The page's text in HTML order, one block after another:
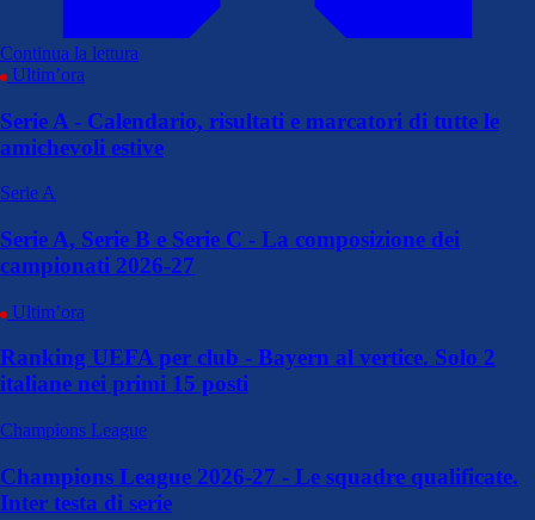
Continua la lettura
Ultim’ora
Serie A - Calendario, risultati e marcatori di tutte le
amichevoli estive
Serie A
Serie A, Serie B e Serie C - La composizione dei
campionati 2026-27
Ultim’ora
Ranking UEFA per club - Bayern al vertice. Solo 2
italiane nei primi 15 posti
Champions League
Champions League 2026-27 - Le squadre qualificate.
Inter testa di serie